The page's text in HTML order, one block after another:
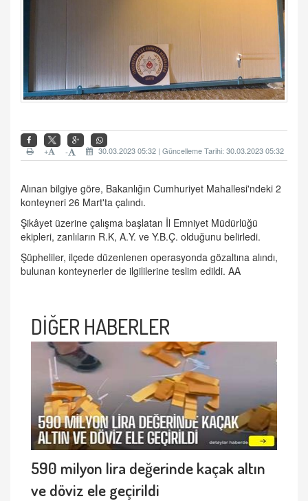
30.03.2023 05:32 | Güncelleme Tarihi: 30.03.2023 05:32
-
+
Alınan bilgiye göre, Bakanlığın Cumhuriyet Mahallesi'ndeki 2
konteyneri 26 Mart'ta çalındı.
Şikâyet üzerine çalışma başlatan İl Emniyet Müdürlüğü
ekipleri, zanlıların R.K, A.Y. ve Y.B.Ç. olduğunu belirledi.
Şüpheliler, ilçede düzenlenen operasyonda gözaltına alındı,
bulunan konteynerler de ilgililerine teslim edildi. AA
DİĞER HABERLER
590 milyon lira değerinde kaçak altın
ve döviz ele geçirildi